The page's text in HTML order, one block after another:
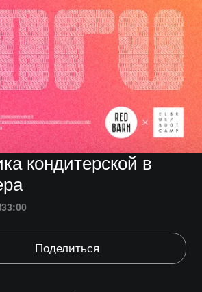
кондитерской в
33:00
Поделиться